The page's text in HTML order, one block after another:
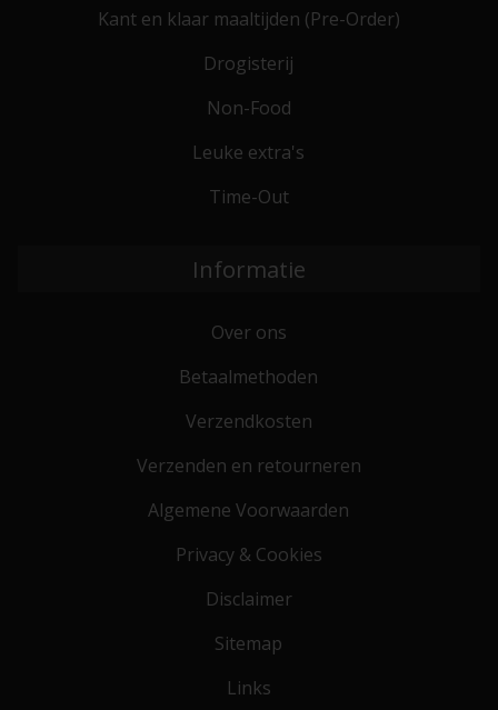
Kant en klaar maaltijden (Pre-Order)
Drogisterij
Non-Food
Leuke extra's
Time-Out
Informatie
Over ons
Betaalmethoden
Verzendkosten
Verzenden en retourneren
Algemene Voorwaarden
Privacy & Cookies
Disclaimer
Sitemap
Links